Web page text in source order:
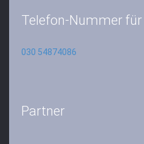
Telefon-Nummer
030 54874086
Partner